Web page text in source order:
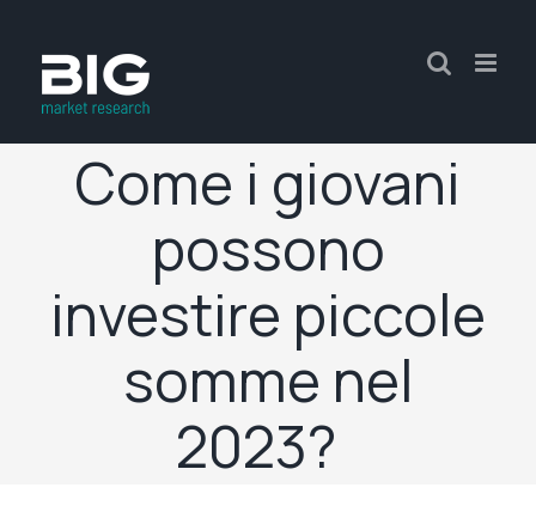
Come i giovani
possono
investire piccole
somme nel
2023?